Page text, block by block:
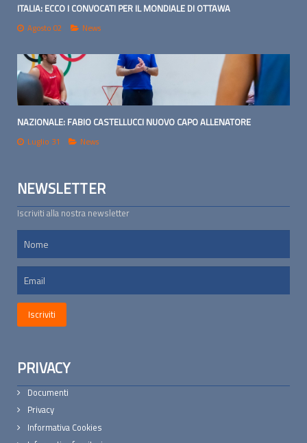
ITALIA: ECCO I CONVOCATI PER IL MONDIALE DI OTTAWA
Agosto 02 News
NAZIONALE: FABIO CASTELLUCCI NUOVO CAPO ALLENATORE
Luglio 31 News
NEWSLETTER
Iscriviti alla nostra newsletter
PRIVACY
Documenti
Privacy
Informativa Cookies